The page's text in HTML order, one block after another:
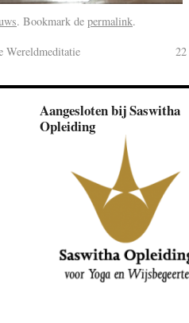
. Bookmark de permalink.
Wereldmeditatie
Aangesloten bij Saswitha
Opleiding